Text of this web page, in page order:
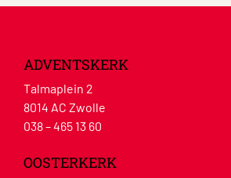
ADVENTSKERK
Talmaplein 2
8014 AC Zwolle
038 – 465 13 60
OOSTERKERK